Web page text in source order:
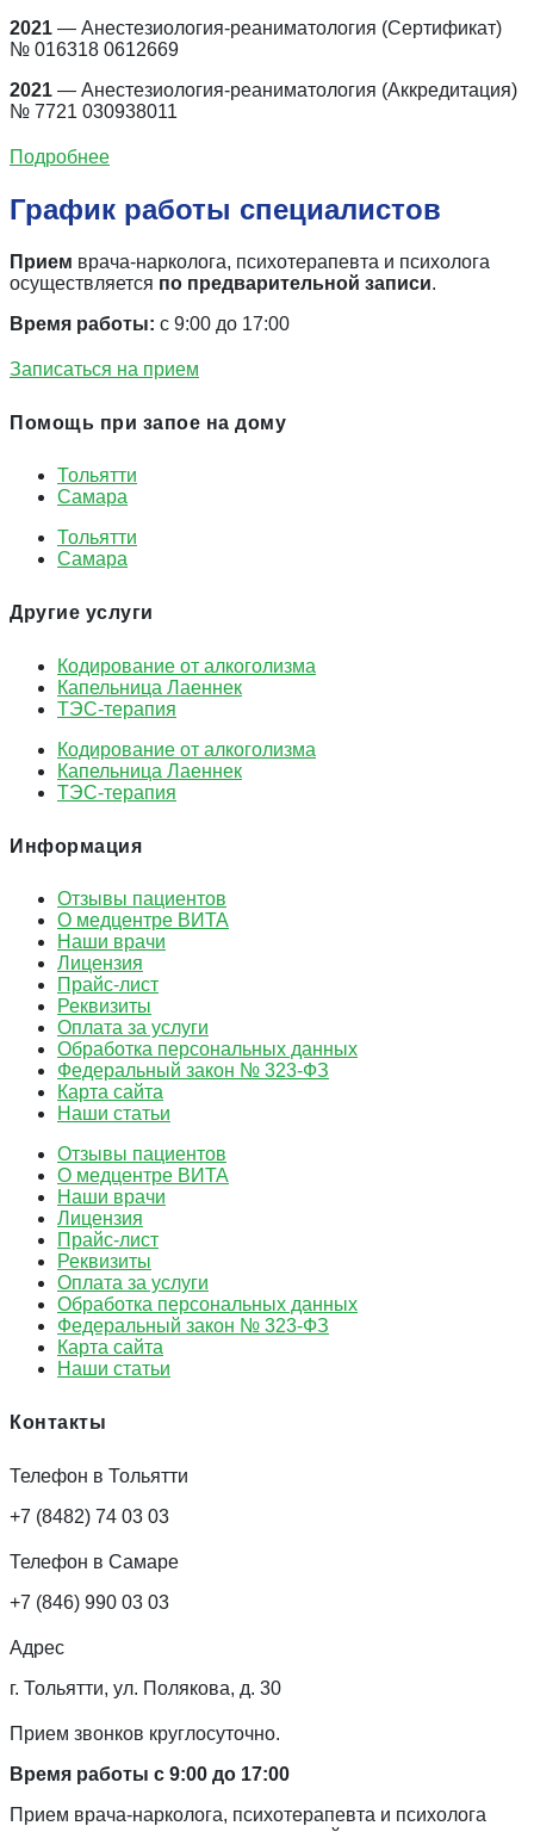
2021 — Анестезиология-реаниматология (Сертификат)
№ 016318 0612669
2021 — Анестезиология-реаниматология (Аккредитация)
№ 7721 030938011
Подробнее
График работы специалистов
Прием врача-нарколога, психотерапевта и психолога
осуществляется по предварительной записи.
Время работы: с 9:00 до 17:00
Записаться на прием
Помощь при запое на дому
Тольятти
Самара
Тольятти
Самара
Другие услуги
Кодирование от алкоголизма
Капельница Лаеннек
ТЭС-терапия
Кодирование от алкоголизма
Капельница Лаеннек
ТЭС-терапия
Информация
Отзывы пациентов
О медцентре ВИТА
Наши врачи
Лицензия
Прайс-лист
Реквизиты
Оплата за услуги
Обработка персональных данных
Федеральный закон № 323-ФЗ
Карта сайта
Наши статьи
Отзывы пациентов
О медцентре ВИТА
Наши врачи
Лицензия
Прайс-лист
Реквизиты
Оплата за услуги
Обработка персональных данных
Федеральный закон № 323-ФЗ
Карта сайта
Наши статьи
Контакты
Телефон в Тольятти
+7 (8482) 74 03 03
Телефон в Самаре
+7 (846) 990 03 03
Адрес
г. Тольятти, ул. Полякова, д. 30
Прием звонков круглосуточно.
Время работы с 9:00 до 17:00
Прием врача-нарколога, психотерапевта и психолога